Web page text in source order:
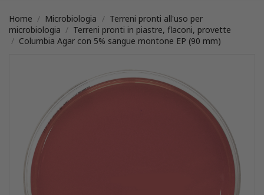
Home Microbiologia
Terreni pronti all'uso per
microbiologia
Terreni pronti in piastre, flaconi, provette
Columbia Agar con 5% sangue montone EP (90 mm)